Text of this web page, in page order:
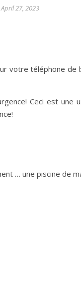
April 27, 2023
votre téléphone de
Ceci est
… une piscine de